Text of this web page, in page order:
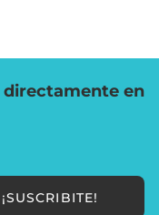
directamente en
¡SUSCRIBITE!